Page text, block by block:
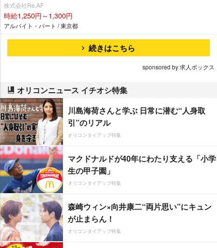
株式会社Re.AF
時給1,250円～1,300円
アルバイト・パート / 東京都
続きはこちら
sponsored by 求人ボックス
オリコンニュース イチオシ特集
川島海荷さんと学ぶ 日常に潜む“人身取
引”のリアル
オリコンタイアップ特集
マクドナルドが40年にわたり支える「小学
生の甲子園」
オリコンタイアップ特集
森崎ウィン×向井康二“両片思い”にキュン
が止まらん！
オリコンタイアップ特集